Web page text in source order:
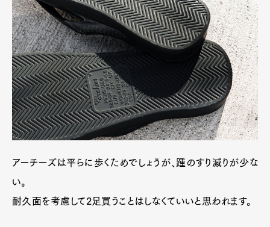
アーチーズは平らに歩くためでしょうが、踵のすり減りが少な
い。
耐久面を考慮して2足買うことはしなくていいと思われます。